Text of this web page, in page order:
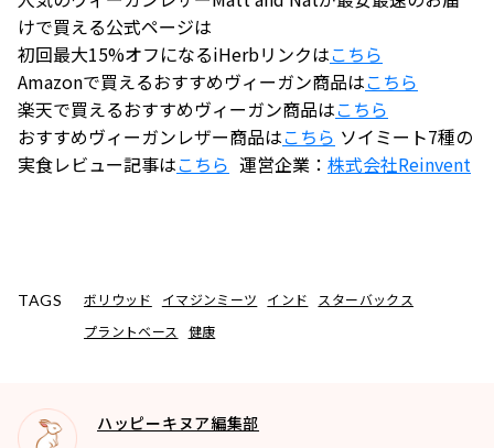
けで買える公式ページは
初回最大15%オフになるiHerbリンクはこちら
Amazonで買えるおすすめヴィーガン商品はこちら
楽天で買えるおすすめヴィーガン商品はこちら
おすすめヴィーガンレザー商品はこちら ソイミート7種の
実食レビュー記事はこちら 運営企業： 株式会社Reinvent
TAGS ボリウッド イマジンミーツ インド
スターバックス
プラントベース
健康
ハッピーキヌア編集部